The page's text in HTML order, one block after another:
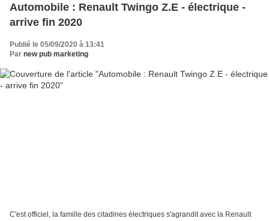
Automobile : Renault Twingo Z.E - électrique -
arrive fin 2020
Publié le 05/09/2020 à 13:41
Par new pub marketing
C'est officiel, la famille des citadines électriques s'agrandit avec la Renault